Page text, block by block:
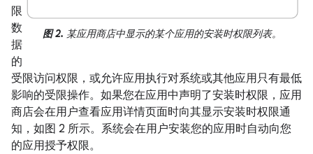
图 2. 某应用商店中显示的某个应用的安装时权限列表。
限
数
据
的
受限访问权限，或允许应用执行对系统或其他应用只有最低
影响的受限操作。如果您在应用中声明了安装时权限，应用
商店会在用户查看应用详情页面时向其显示安装时权限通
知，如图 2 所示。系统会在用户安装您的应用时自动向您
的应用授予权限。